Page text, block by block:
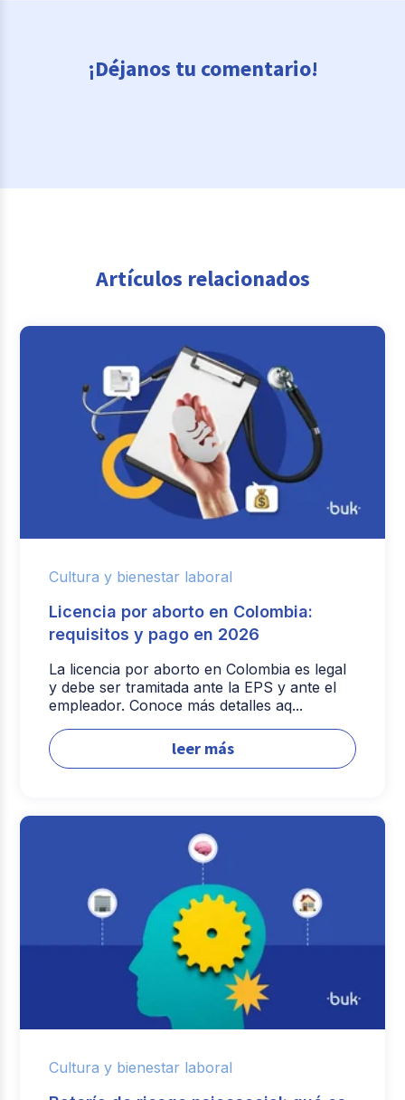
¡Déjanos tu comentario!
Artículos relacionados
Cultura y bienestar laboral
Licencia por aborto en Colombia:
requisitos y pago en 2026
La licencia por aborto en Colombia es legal
y debe ser tramitada ante la EPS y ante el
empleador. Conoce más detalles aq...
leer más
Cultura y bienestar laboral